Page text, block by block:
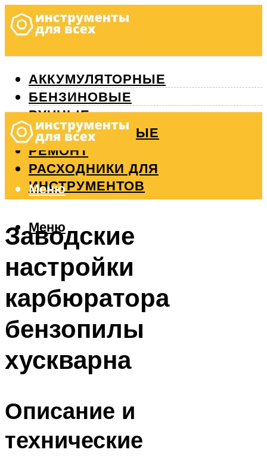
АККУМУЛЯТОРНЫЕ
БЕНЗИНОВЫЕ
РУЧНЫЕ
ИЗМЕРИТЕЛЬНЫЕ
РЕМОНТ
РАСХОДНИКИ ДЛЯ
ИНСТРУМЕНТОВ
Меню
Меню
Заводские
настройки
карбюратора
бензопилы
хускварна
Описание и
технические